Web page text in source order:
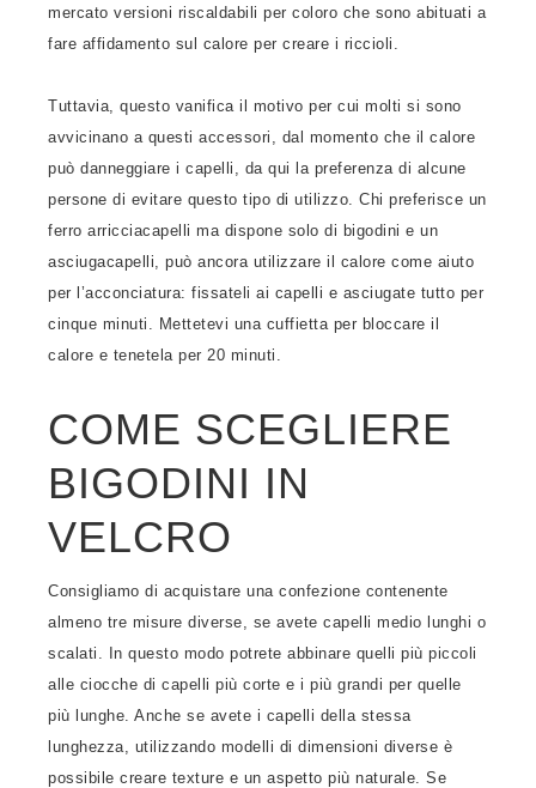
mercato versioni riscaldabili per coloro che sono abituati a
fare affidamento sul calore per creare i riccioli.
Tuttavia, questo vanifica il motivo per cui molti si sono
avvicinano a questi accessori, dal momento che il calore
può danneggiare i capelli, da qui la preferenza di alcune
persone di evitare questo tipo di utilizzo. Chi preferisce un
ferro arricciacapelli ma dispone solo di bigodini e un
asciugacapelli, può ancora utilizzare il calore come aiuto
per l’acconciatura: fissateli ai capelli e asciugate tutto per
cinque minuti. Mettetevi una cuffietta per bloccare il
calore e tenetela per 20 minuti.
COME SCEGLIERE
BIGODINI IN
VELCRO
Consigliamo di acquistare una confezione contenente
almeno tre misure diverse, se avete capelli medio lunghi o
scalati. In questo modo potrete abbinare quelli più piccoli
alle ciocche di capelli più corte e i più grandi per quelle
più lunghe. Anche se avete i capelli della stessa
lunghezza, utilizzando modelli di dimensioni diverse è
possibile creare texture e un aspetto più naturale. Se